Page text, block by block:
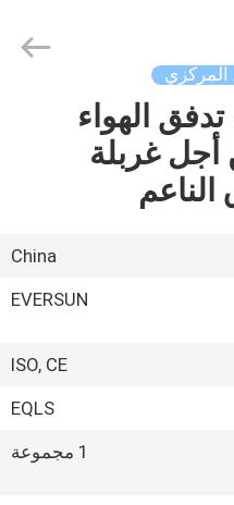
تدفق الهواء
أجل غربلة
China
EVERSUN
ISO, CE
EQLS
1 مجموعة